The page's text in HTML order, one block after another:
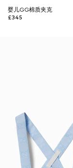
婴儿GG棉质夹克
£345